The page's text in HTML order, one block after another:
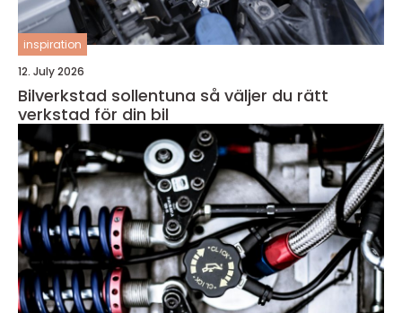
inspiration
12. July 2026
Bilverkstad sollentuna så väljer du rätt
verkstad för din bil